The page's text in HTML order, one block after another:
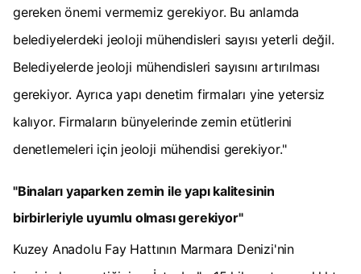
gereken önemi vermemiz gerekiyor. Bu anlamda
belediyelerdeki jeoloji mühendisleri sayısı yeterli değil.
Belediyelerde jeoloji mühendisleri sayısını artırılması
gerekiyor. Ayrıca yapı denetim firmaları yine yetersiz
kalıyor. Firmaların bünyelerinde zemin etütlerini
denetlemeleri için jeoloji mühendisi gerekiyor."
"Binaları yaparken zemin ile yapı kalitesinin
birbirleriyle uyumlu olması gerekiyor"
Kuzey Anadolu Fay Hattının Marmara Denizi'nin